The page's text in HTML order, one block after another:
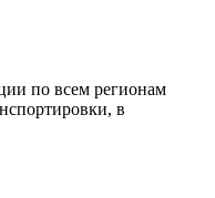
по всем регионам
в